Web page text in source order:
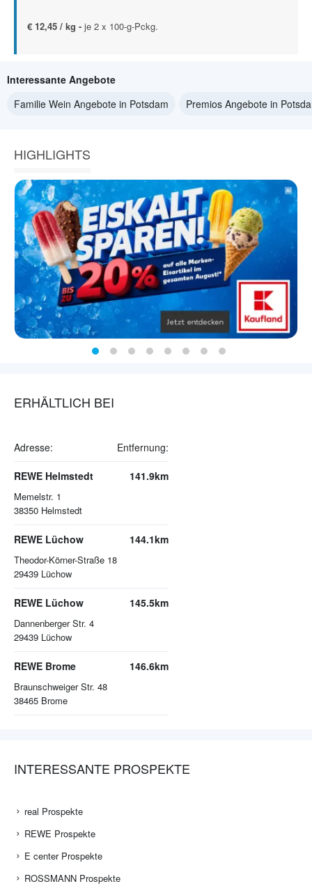
€ 12,45 / kg - je 2 x 100-g-Pckg.
Interessante Angebote
Familie Wein Angebote in Potsdam
Premios Angebote in
HIGHLIGHTS
ERHÄLTLICH BEI
Adresse: Entfernung:
REWE Helmstedt
Memelstr. 1
38350 Helmstedt
141.9km
REWE Lüchow
Theodor-Körner-Straße 18
29439 Lüchow
144.1km
REWE Lüchow
Dannenberger Str. 4
29439 Lüchow
145.5km
REWE Brome
Braunschweiger Str. 48
38465 Brome
146.6km
INTERESSANTE PROSPEKTE
real Prospekte
REWE Prospekte
E center Prospekte
ROSSMANN Prospekte